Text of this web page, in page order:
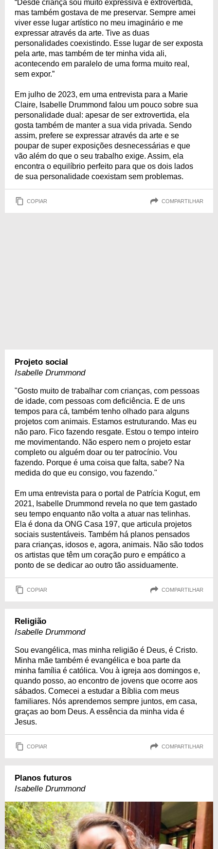
“Desde criança sou muito expressiva e extrovertida,
mas também gostava de me preservar. Sempre amei
viver esse lugar artístico no meu imaginário e me
expressar através da arte. Tive as duas
personalidades coexistindo. Esse lugar de ser exposta
pela arte, mas também de ter minha vida ali,
acontecendo em paralelo de uma forma muito real,
sem expor.”
Em julho de 2023, em uma entrevista para a Marie
Claire, Isabelle Drummond falou um pouco sobre sua
personalidade dual: apesar de ser extrovertida, ela
gosta também de manter a sua vida privada. Sendo
assim, prefere se expressar através da arte e se
poupar de super exposições desnecessárias e que
vão além do que o seu trabalho exige. Assim, ela
encontra o equilíbrio perfeito para que os dois lados
de sua personalidade coexistam sem problemas.
COPIAR COMPARTILHAR
Projeto social
Isabelle Drummond
"Gosto muito de trabalhar com crianças, com pessoas
de idade, com pessoas com deficiência. E de uns
tempos para cá, também tenho olhado para alguns
projetos com animais. Estamos estruturando. Mas eu
não paro. Fico fazendo resgate. Estou o tempo inteiro
me movimentando. Não espero nem o projeto estar
completo ou alguém doar ou ter patrocínio. Vou
fazendo. Porque é uma coisa que falta, sabe? Na
medida do que eu consigo, vou fazendo."
Em uma entrevista para o portal de Patrícia Kogut, em
2021, Isabelle Drummond revela no que tem gastado
seu tempo enquanto não volta a atuar nas telinhas.
Ela é dona da ONG Casa 197, que articula projetos
sociais sustentáveis. Também há planos pensados
para crianças, idosos e, agora, animais. Não são todos
os artistas que têm um coração puro e empático a
ponto de se dedicar ao outro tão assiduamente.
COPIAR COMPARTILHAR
Religião
Isabelle Drummond
Sou evangélica, mas minha religião é Deus, é Cristo.
Minha mãe também é evangélica e boa parte da
minha família é católica. Vou à igreja aos domingos e,
quando posso, ao encontro de jovens que ocorre aos
sábados. Comecei a estudar a Bíblia com meus
familiares. Nós aprendemos sempre juntos, em casa,
graças ao bom Deus. A essência da minha vida é
Jesus.
COPIAR COMPARTILHAR
Planos futuros
Isabelle Drummond